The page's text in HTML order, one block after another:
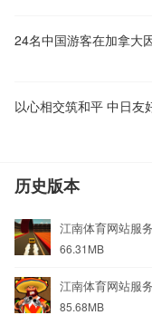
24名中国游客在加拿大
以心相交筑和平 中日友
历史版本
江南体育网站服
66.31MB
江南体育网站服
85.68MB